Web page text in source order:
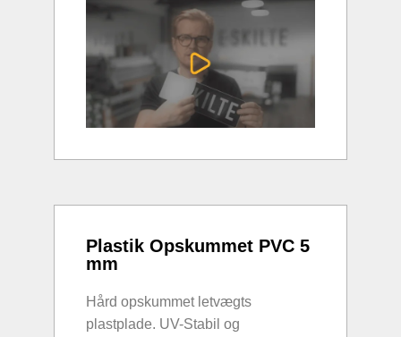
Plastik Opskummet PVC 5
mm
Hård opskummet letvægts
plastplade. UV-Stabil og